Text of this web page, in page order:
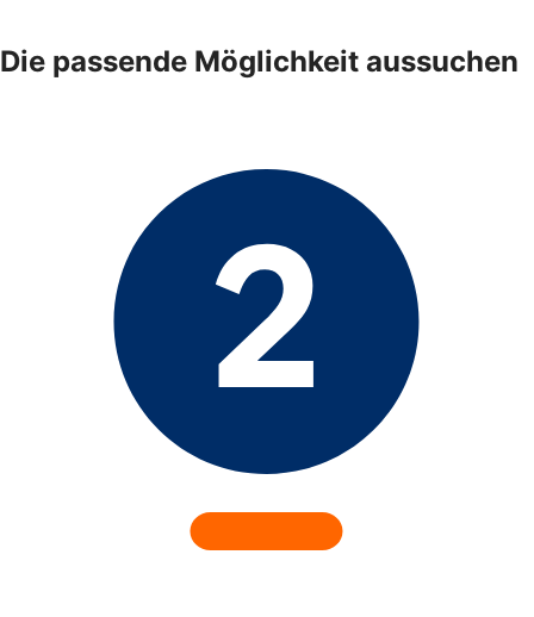
Die passende Möglichkeit aussuchen